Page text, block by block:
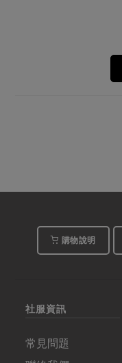
購物說明
社服資訊
常見問題